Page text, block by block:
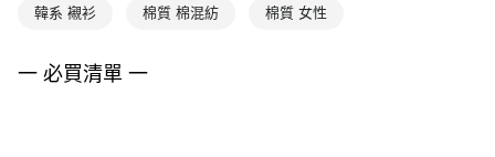
韓系 襯衫 棉質 棉混紡 棉質 女性
一 必買清單 一